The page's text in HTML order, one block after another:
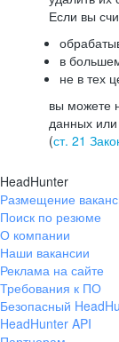
Если вы
в
не в тех
вы можете
данных или
(ст. 21
HeadHunter
Размещение
Поиск по резюме
О компании
Наши вакансии
Реклама на сайте
Требования к ПО
Безопасный
HeadHunter API